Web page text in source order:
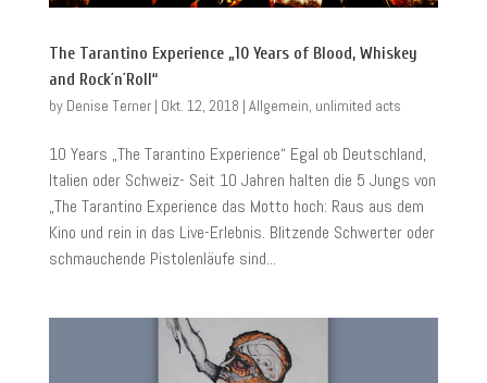
The Tarantino Experience „10 Years of Blood, Whiskey
and Rock´n´Roll“
by Denise Terner| Okt. 12, 2018 | Allgemein, unlimited acts
10 Years „The Tarantino Experience“ Egal ob Deutschland,
Italien oder Schweiz- Seit 10 Jahren halten die 5 Jungs von
„The Tarantino Experience das Motto hoch: Raus aus dem
Kino und rein in das Live-Erlebnis. Blitzende Schwerter oder
schmauchende Pistolenläufe sind...